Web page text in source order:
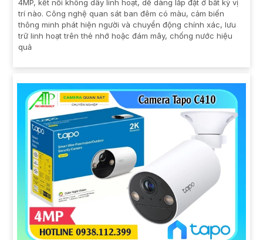
4MP, kết nối không dây linh hoạt, dễ dàng lắp đặt ở bất kỳ vị
trí nào. Công nghệ quan sát ban đêm có màu, cảm biến
thông minh phát hiện người và chuyển động chính xác, lưu
trữ linh hoạt trên thẻ nhớ hoặc đám mây, chống nước hiệu
quả